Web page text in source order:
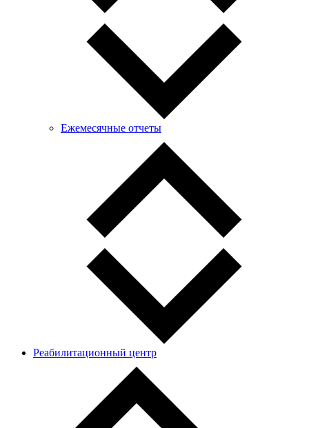
Ежемесячные отчеты
Реабилитационный центр